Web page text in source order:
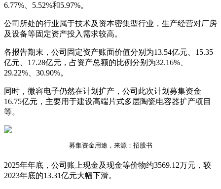
6.77%、5.52%和5.97%。
公司所处的行业属于技术及资本密集型行业，生产经营对厂房
及设备等固定资产投入需求较高。
各报告期末，公司固定资产账面价值分别为13.54亿元、15.35
亿元、17.28亿元，占资产总额的比例分别为32.16%、
29.22%、30.90%。
同时，微容电子仍然在计划扩产，公司此次计划募集资金
16.75亿元，主要用于建设高端片式多层陶瓷电容器扩产项目
等。
募集资金用途，来源：招股书
2025年年底，公司账上现金及现金等价物约3569.12万元，较
2023年底的13.31亿元大幅下滑。